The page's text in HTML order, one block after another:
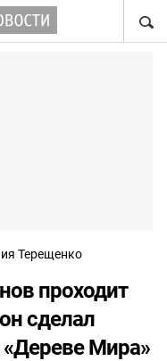
Терещенко
проходит
сделал
Мира»